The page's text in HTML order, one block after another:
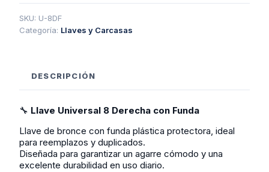
Derecha
Con
Funda
SKU: U-8DF
Categoría: Llaves y Carcasas
DESCRIPCIÓN
🔧 Llave Universal 8 Derecha con Funda
Llave de bronce con funda plástica protectora, ideal
para reemplazos y duplicados.
Diseñada para garantizar un agarre cómodo y una
excelente durabilidad en uso diario.